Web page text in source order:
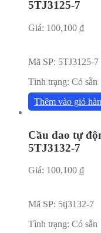
5TJ3125-7
Giá: 100,100 ₫
Mã SP: 5TJ3125-7
Tình trạng: Có sẵn
Thêm vào giỏ
Cầu dao tự
5TJ3132-7
Giá: 100,100 ₫
Mã SP: 5tj3132-7
Tình trạng: Có sẵn